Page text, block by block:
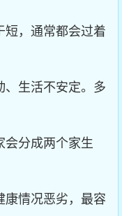
短，通常都会过着
、生活不安定。多
会分成两个家生
康情况恶劣，最容